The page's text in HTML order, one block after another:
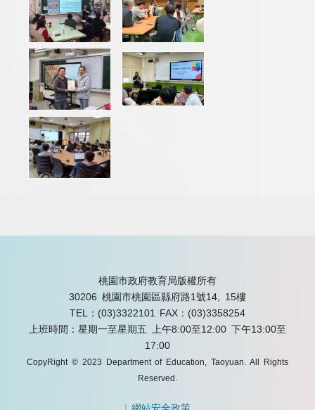
桃園市政府教育局版權所有
30206 桃園市桃園區縣府路1號14, 15樓
TEL：(03)3322101 FAX：(03)3358254
上班時間：星期一至星期五 上午8:00至12:00 下午13:00至
17:00
CopyRight © 2023 Department of Education, Taoyuan. All Rights
Reserved.